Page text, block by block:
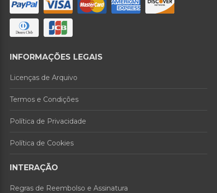
INFORMAÇÕES LEGAIS
Licenças de Arquivo
Termos e Condições
Política de Privacidade
Política de Cookies
INTERAÇÃO
Regras de Reembolso e Assinatura